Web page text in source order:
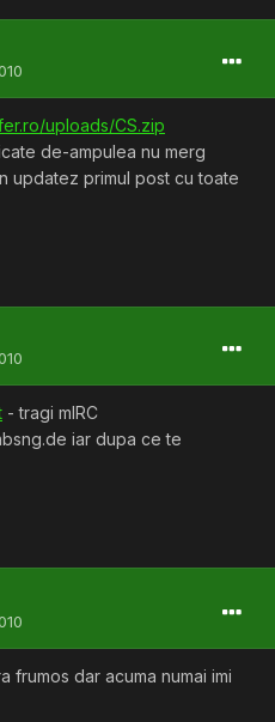
uploads/CS.zip
de-ampulea nu merg
updatez primul post cu toate
- tragi mIRC
iar dupa ce te
frumos dar acuma numai imi